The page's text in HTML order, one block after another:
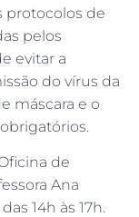
protocolos de
pelos
evitar a
do vírus da
máscara e o
de
Ana
14h às 17h.